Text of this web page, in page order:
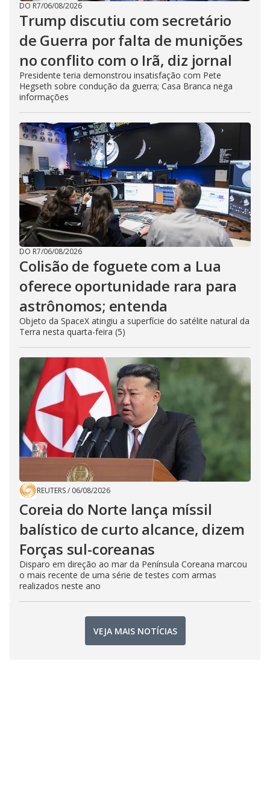
DO R7/06/08/2026
Trump discutiu com secretário
de Guerra por falta de munições
no conflito com o Irã, diz jornal
Presidente teria demonstrou insatisfação com Pete
Hegseth sobre condução da guerra; Casa Branca nega
informações
DO R7/06/08/2026
Colisão de foguete com a Lua
oferece oportunidade rara para
astrônomos; entenda
Objeto da SpaceX atingiu a superfície do satélite natural da
Terra nesta quarta-feira (5)
REUTERS/ 06/08/2026
Coreia do Norte lança míssil
balístico de curto alcance, dizem
Forças sul-coreanas
Disparo em direção ao mar da Península Coreana marcou
o mais recente de uma série de testes com armas
realizados neste ano
VEJA MAIS NOTÍCIAS